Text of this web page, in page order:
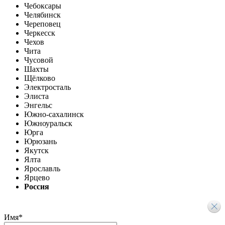
Чебоксары
Челябинск
Череповец
Черкесск
Чехов
Чита
Чусовой
Шахты
Щёлково
Электросталь
Элиста
Энгельс
Южно-сахалинск
Южноуральск
Юрга
Юрюзань
Якутск
Ялта
Ярославль
Ярцево
Россия
Имя*